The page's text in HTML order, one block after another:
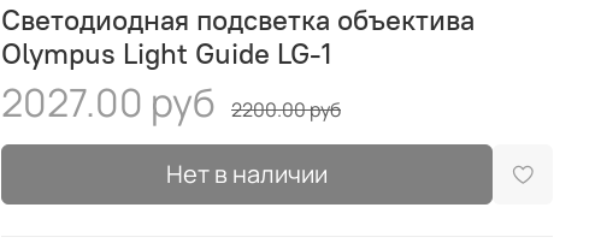
Светодиодная подсветка объектива
Olympus Light Guide LG-1
2027.00 руб 2200.00 руб
Нет в наличии